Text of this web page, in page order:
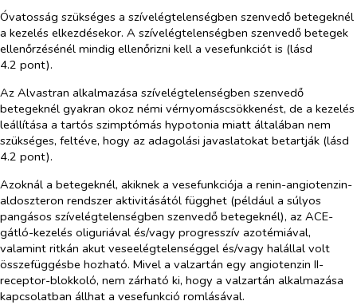
Óvatosság szükséges a szívelégtelenségben szenvedő betegeknél
a kezelés elkezdésekor. A szívelégtelenségben szenvedő betegek
ellenőrzésénél mindig ellenőrizni kell a vesefunkciót is (lásd
4.2 pont).
Az Alvastran alkalmazása szívelégtelenségben szenvedő
betegeknél gyakran okoz némi vérnyomáscsökkenést, de a kezelés
leállítása a tartós szimptómás hypotonia miatt általában nem
szükséges, feltéve, hogy az adagolási javaslatokat betartják (lásd
4.2 pont).
Azoknál a betegeknél, akiknek a vesefunkciója a renin-angiotenzin-
aldoszteron rendszer aktivitásától függhet (például a súlyos
pangásos szívelégtelenségben szenvedő betegeknél), az ACE-
gátló-kezelés oliguriával és/vagy progresszív azotémiával,
valamint ritkán akut veseelégtelenséggel és/vagy halállal volt
összefüggésbe hozható. Mivel a valzartán egy angiotenzin II-
receptor-blokkoló, nem zárható ki, hogy a valzartán alkalmazása
kapcsolatban állhat a vesefunkció romlásával.